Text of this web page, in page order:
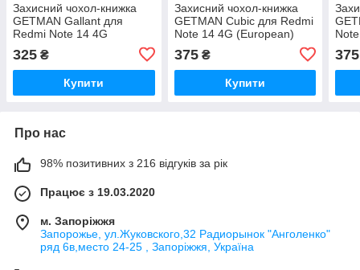
Захисний чохол-книжка
GETMAN Gallant для
Redmi Note 14 4G
325 ₴
Купити
Захисний чохол-книжка
GETMAN Cubic для Redmi
Note 14 4G (European)
375₴
Купити
375
Про нас
98% позитивних з 216 відгуків за рік
Працює з 19.03.2020
м. Запоріжжя
Запорожье, ул.Жуковского,32 Радиорынок "Анголенко"
ряд 6в,место 24-25 , Запоріжжя, Україна